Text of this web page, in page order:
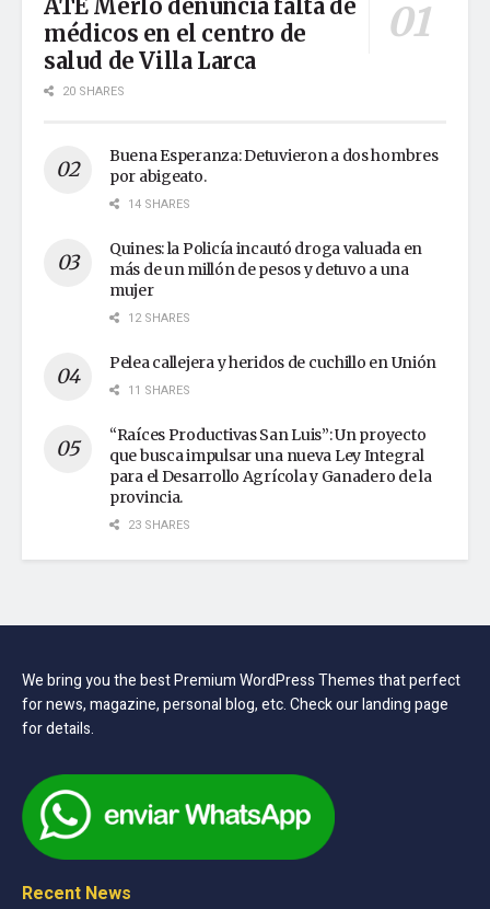
ATE Merlo denuncia falta de
médicos en el centro de
salud de Villa Larca
20 SHARES
Buena Esperanza: Detuvieron a dos hombres
por abigeato.
14 SHARES
Quines: la Policía incautó droga valuada en
más de un millón de pesos y detuvo a una
mujer
12 SHARES
Pelea callejera y heridos de cuchillo en Unión
11 SHARES
“Raíces Productivas San Luis”: Un proyecto
que busca impulsar una nueva Ley Integral
para el Desarrollo Agrícola y Ganadero de la
provincia.
23 SHARES
We bring you the best Premium WordPress Themes that perfect
for news, magazine, personal blog, etc. Check our landing page
for details.
Recent News